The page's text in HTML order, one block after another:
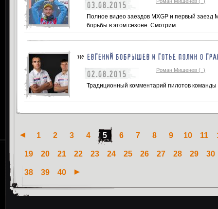
03.08.2015
Полное видео заездов MXGP и первый заезд
борьбы в этом сезоне. Смотрим.
ЕВГЕНИЙ БОБРЫШЕВ И ГОТЬЕ ПОЛИН О
02.08.2015 Роман Мишенев (_)
Традиционный комментарий пилотов команды
1 2 3 4 5 6 7 8 9 10 11
19 20 21 22 23 24 25 26 27 28 29 30
38 39 40